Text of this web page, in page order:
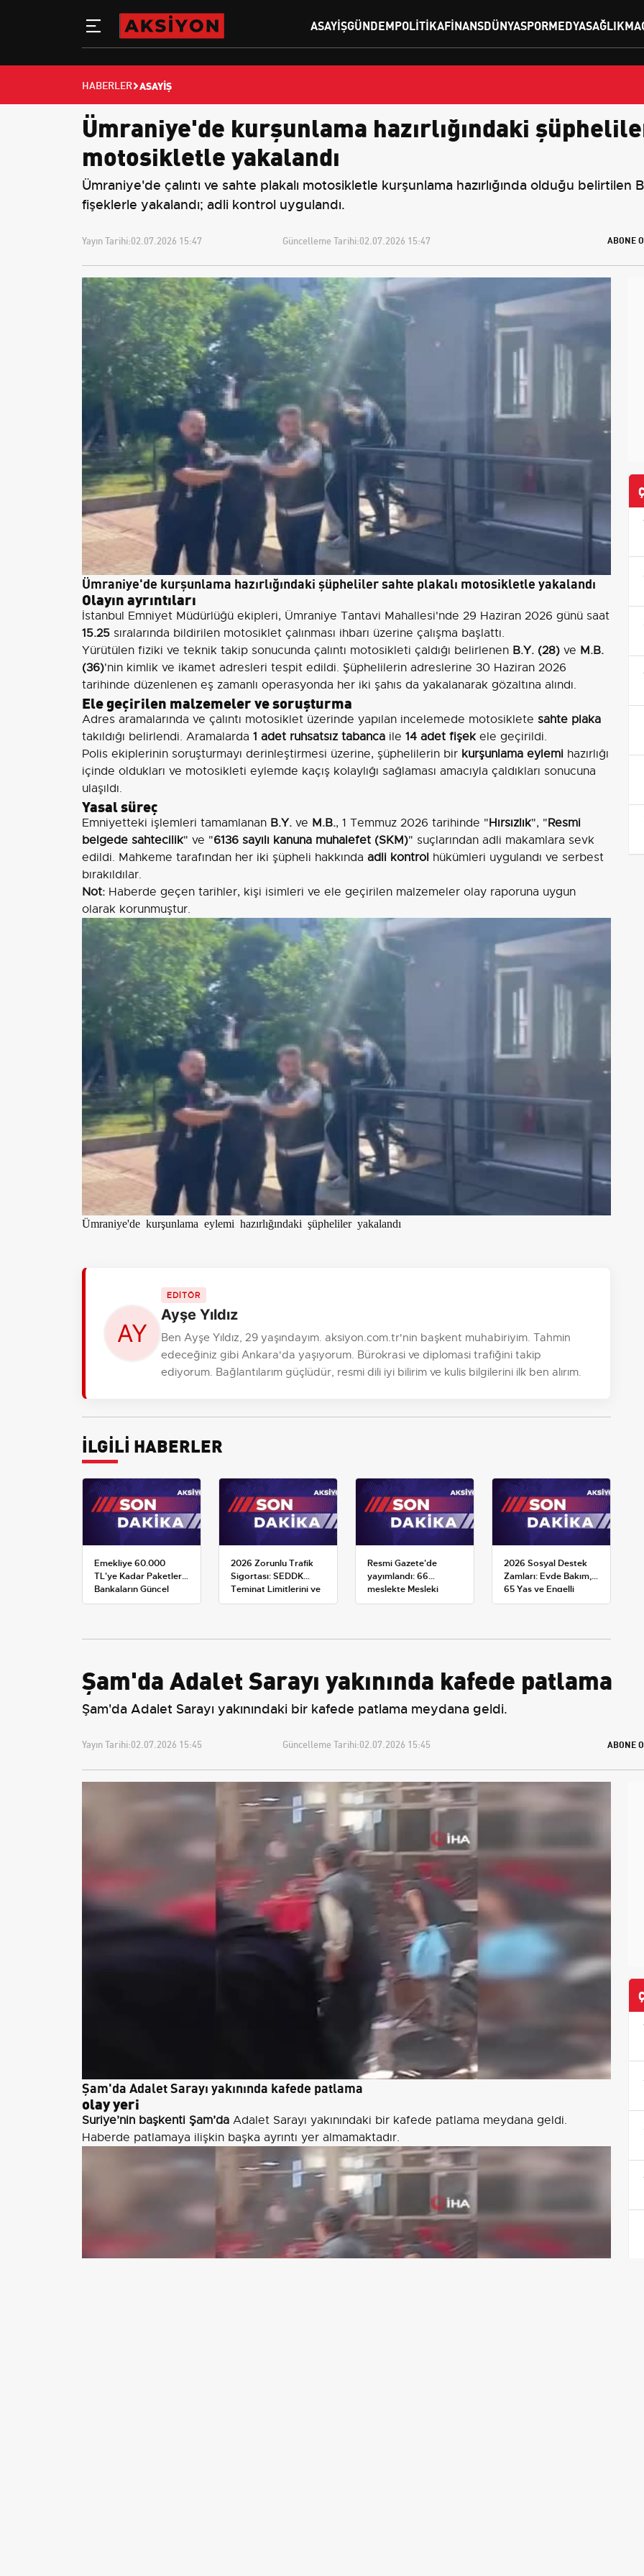
ASAYIŞGÜNDEMPOLITIKAFINANSDÜNYASPORMEDYASAĞLIK
HABERLER ASAYIŞ
Ümraniye'de kurşunlama hazırlığındaki
motosikletle yakalandı
Ümraniye'de çalıntı ve sahte plakalı motosikletle kurşunlama hazırlığında olduğu belirtilen
fişeklerle yakalandı; adli kontrol uygulandı.
Yayın Tarihi:02.07.2026 15:47 Güncelleme Tarihi:02.07.2026 15:47 ABONE
Ümraniye'de kurşunlama hazırlığındaki şüpheliler sahte plakalı motosikletle yakalandı
Olayın ayrıntıları
İstanbul Emniyet Müdürlüğü ekipleri, Ümraniye Tantavi Mahallesi'nde 29 Haziran 2026 günü saat
15.25 sıralarında bildirilen motosiklet çalınması ihbarı üzerine çalışma başlattı.
Yürütülen fiziki ve teknik takip sonucunda çalıntı motosikleti çaldığı belirlenen B.Y. (28) ve M.B.
(36)'nin kimlik ve ikamet adresleri tespit edildi. Şüphelilerin adreslerine 30 Haziran 2026
tarihinde düzenlenen eş zamanlı operasyonda her iki şahıs da yakalanarak gözaltına alındı.
Ele geçirilen malzemeler ve soruşturma
Adres aramalarında ve çalıntı motosiklet üzerinde yapılan incelemede motosiklete sahte plaka
takıldığı belirlendi. Aramalarda 1 adet ruhsatsız tabanca ile 14 adet fişekele geçirildi.
Polis ekiplerinin soruşturmayı derinleştirmesi üzerine, şüphelilerin bir kurşunlama eylemi hazırlığı
içinde oldukları ve motosikleti eylemde kaçış kolaylığı sağlaması amacıyla çaldıkları sonucuna
ulaşıldı.
Yasal süreç
Emniyetteki işlemleri tamamlanan B.Y. ve M.B., 1 Temmuz 2026 tarihinde "Hırsızlık", "Resmi
belgede sahtecilik" ve "6136 sayılı kanuna muhalefet (SKM)" suçlarından adli makamlara sevk
edildi. Mahkeme tarafından her iki şüpheli hakkında adli kontrol hükümleri uygulandı ve serbest
bırakıldılar.
Not: Haberde geçen tarihler, kişi isimleri ve ele geçirilen malzemeler olay raporuna uygun
olarak korunmuştur.
Ümraniye'de kurşunlama eylemi hazırlığındaki şüpheliler yakalandı
EDİTÖR
Ayşe Yıldız
Ben Ayşe Yıldız, 29 yaşındayım. aksiyon.com.tr'nin başkent muhabiriyim. Tahmin
edeceğiniz gibi Ankara'da yaşıyorum. Bürokrasi ve diplomasi trafiğini takip
ediyorum. Bağlantılarım güçlüdür, resmi dili iyi bilirim ve kulis bilgilerini ilk ben alırım.
İLGİLİ HABERLER
Emekliye 60.000
TL'ye Kadar Paketler:
Bankaların Güncel
Promosyon ve Ek
2026 Zorunlu Trafik
Sigortası: SEDDK
Teminat Limitlerini ve
Çoklu Araç Tarifesini
Resmi Gazete'de
yayımlandı: 66
meslekte Mesleki
Yeterlilik Belgesi
2026 Sosyal Destek
Zamları: Evde Bakım,
65 Yaş ve Engelli
Maaşlarında Yeni
Şam'da Adalet Sarayı yakınında kafede patlama
Şam'da Adalet Sarayı yakınındaki bir kafede patlama meydana geldi.
Yayın Tarihi:02.07.2026 15:45 Güncelleme Tarihi:02.07.2026 15:45 ABONE
Şam'da Adalet Sarayı yakınında kafede patlama
olay yeri
Suriye’nin başkenti Şam’da Adalet Sarayı yakınındaki bir kafede patlama meydana geldi.
Haberde patlamaya ilişkin başka ayrıntı yer almamaktadır.